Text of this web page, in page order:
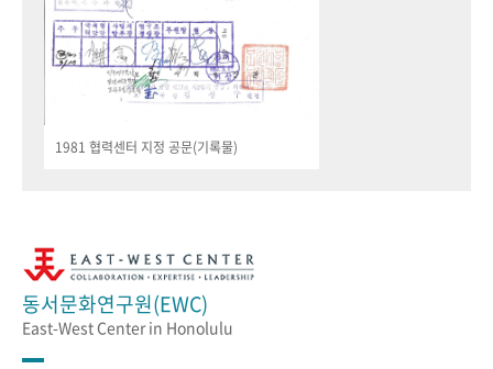
1981 협력센터 지정 공문(기록물)
동서문화연구원(EWC)
East-West Center in Honolulu